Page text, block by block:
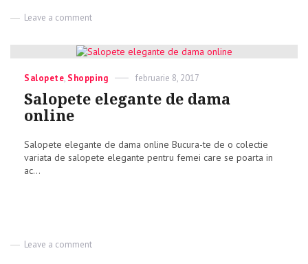
Leave a comment
de
rochii
sferturi
Categories
Salopete, Shopping
Posted
februarie 8, 2017
Salopete elegante de dama
online
Salopete elegante de dama online Bucura-te de o colectie
variata de salopete elegante pentru femei care se poarta in
ac...
Leave a comment